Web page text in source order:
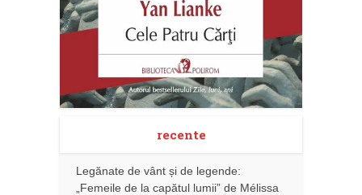
recente
Legănate de vânt și de legende:
„Femeile de la capătul lumii” de Mélissa